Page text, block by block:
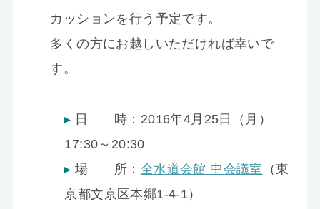
カッションを行う予定です。
多くの方にお越しいただければ幸いで
す。
日 時：2016年4月25日（月）
17:30～20:30
場 所： 全水道会館 中会議室 （東
京都文京区本郷1-4-1）